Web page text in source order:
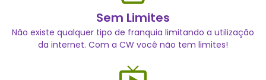
Sem Limites
Não existe qualquer tipo de franquia limitando a utilização
da internet. Com a CW você não tem limites!